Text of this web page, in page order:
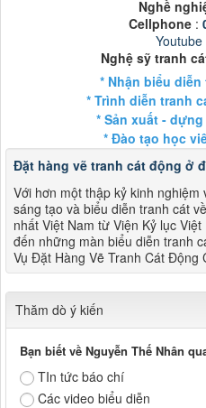
Nghề
Cellphone :
Youtube
Nghệ sỹ tranh
* Nhận biểu
* Trình diễn tranh
* Sản xuất -
* Đào tạo học
Đặt hàng vẽ tranh cát động ở
Với hơn một thập kỷ kinh
sáng tạo và biểu diễn tranh cát
nhất Việt Nam từ Viện Kỷ lục
đến những màn biểu diễn tranh
Vụ Đặt Hàng Vẽ Tranh Cát Động
Thăm dò ý kiến
Bạn biết về Nguyễn Thế Nhân
TIn tức báo chí
Các video biểu diễn